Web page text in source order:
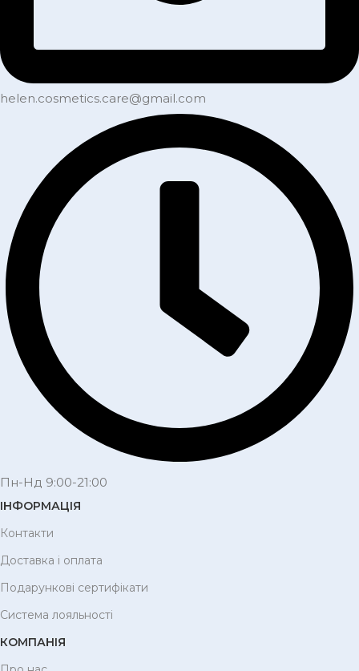
helen.cosmetics.care@gmail.com
Пн-Нд 9:00-21:00
ІНФОРМАЦІЯ
Контакти
Доставка і оплата
Подарункові сертифікати
Система лояльності
КОМПАНІЯ